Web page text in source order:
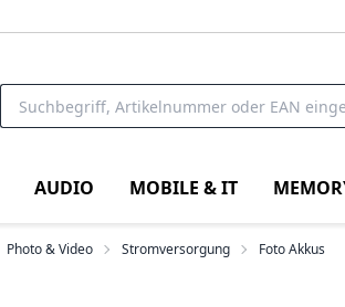
AUDIO MOBILE & IT
Photo & Video Stromversorgung Foto Akkus